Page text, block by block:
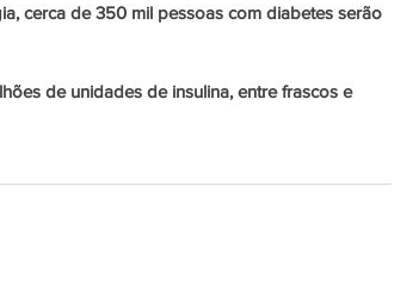
cerca de 350 mil pessoas com diabetes serão
de unidades de insulina, entre frascos e